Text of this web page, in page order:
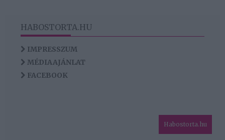
HABOSTORTA.HU
IMPRESSZUM
MÉDIAAJÁNLAT
FACEBOOK
Habostorta.hu